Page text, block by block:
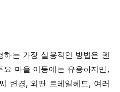
는 가장 실용적인 방법은 렌
요 마을 이동에는 유용하지만,
변경, 외딴 트레일헤드, 여러